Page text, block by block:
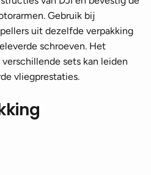
Gebruik bij
uit dezelfde verpakking
schroeven. Het
sets kan leiden
vliegprestaties.